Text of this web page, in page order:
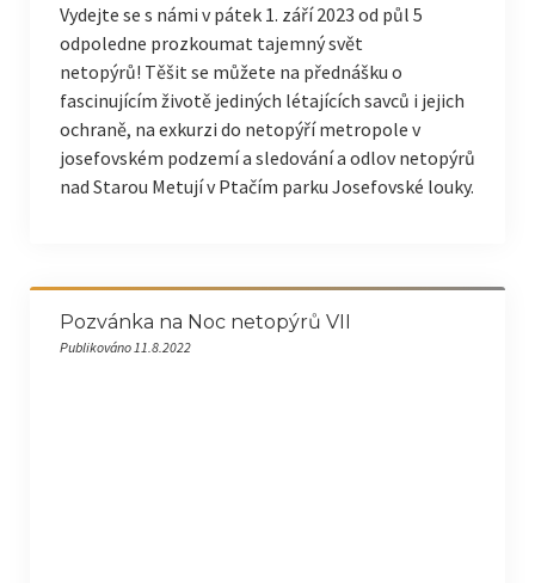
Vydejte se s námi v pátek 1. září 2023 od půl 5
odpoledne prozkoumat tajemný svět
netopýrů! Těšit se můžete na přednášku o
fascinujícím životě jediných létajících savců i jejich
ochraně, na exkurzi do netopýří metropole v
josefovském podzemí a sledování a odlov netopýrů
nad Starou Metují v Ptačím parku Josefovské louky.
Pozvánka na Noc netopýrů VII
Publikováno 11.8.2022